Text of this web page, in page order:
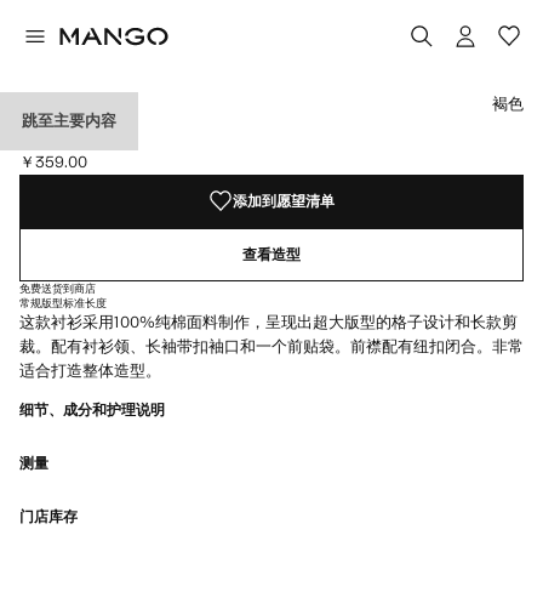
跳至主要内容
格纹棉质衬衫
当前价格 [￥359.00 ]
￥359.00
选择颜色
褐色
添加到愿望清单
查看造型
免费送货到商店
常规版型标准长度
这款衬衫采用100%纯棉面料制作，呈现出超大版型的格子设计和长款剪
裁。配有衬衫领、长袖带扣袖口和一个前贴袋。前襟配有纽扣闭合。非常
适合打造整体造型。
细节、成分和护理说明
测量
门店库存